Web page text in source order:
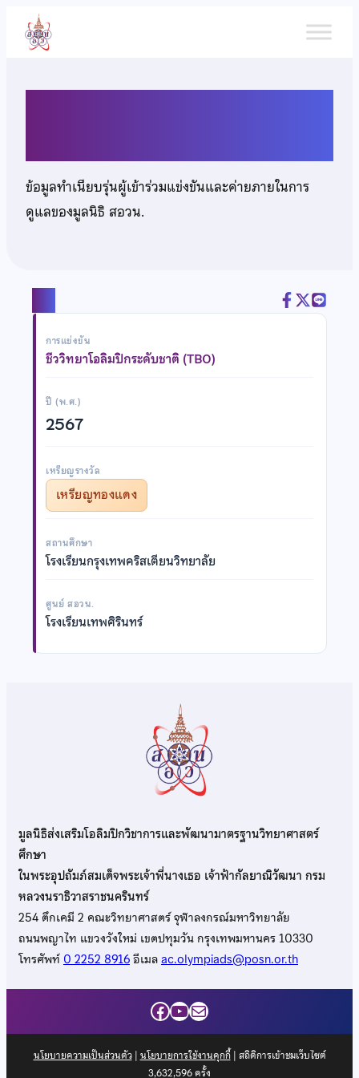
เนื้อหา
ข้อมูลทำเนียบรุ่นผู้เข้าร่วมแข่งขันและค่ายภายในการ
ดูแลของมูลนิธิ สอวน.
การแข่งขัน
ชีววิทยาโอลิมปิกระดับชาติ (TBO)
ปี (พ.ศ.)
2567
เหรียญรางวัล
เหรียญทองแดง
สถานศึกษา
โรงเรียนกรุงเทพคริสเตียนวิทยาลัย
ศูนย์ สอวน.
โรงเรียนเทพศิรินทร์
มูลนิธิส่งเสริมโอลิมปิกวิชาการและพัฒนามาตรฐานวิทยาศาสตร์
ศึกษา
ในพระอุปถัมภ์สมเด็จพระเจ้าพี่นางเธอ เจ้าฟ้ากัลยาณิวัฒนา กรม
หลวงนราธิวาสราชนครินทร์
254 ตึกเคมี 2 คณะวิทยาศาสตร์ จุฬาลงกรณ์มหาวิทยาลัย
ถนนพญาไท แขวงวังใหม่ เขตปทุมวัน กรุงเทพมหานคร 10330
โทรศัพท์0 2252 8916อีเมลac.olympiads@posn.or.th
Facebook
YouTube
Mail
นโยบายความเป็นส่วนตัว| นโยบายการใช้งานคุกกี้| สถิติการเข้าชมเว็บไซต์
3,632,596ครั้ง